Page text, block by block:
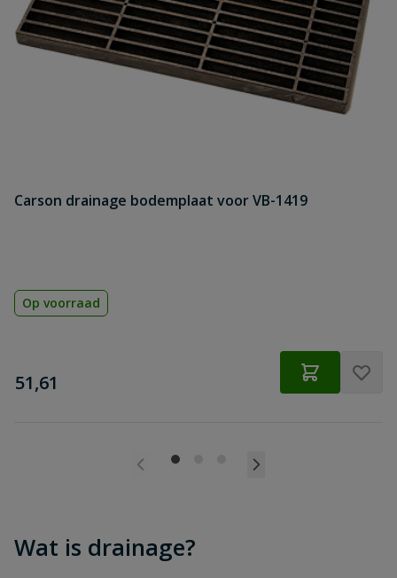
Carson drainage bodemplaat voor VB-1419
Op voorraad
€
51,61
Wat is drainage?